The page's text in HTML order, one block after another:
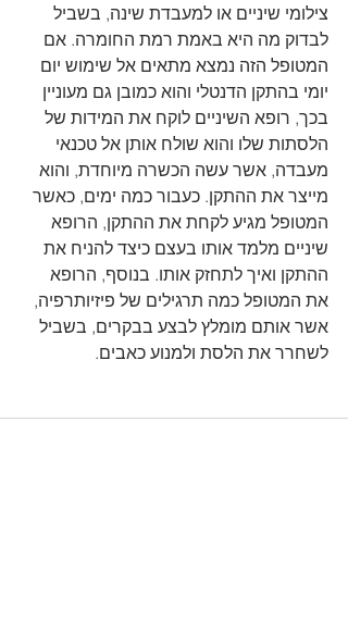
צילומי שיניים או למעבדת שינה, בשביל
לבדוק מה היא באמת רמת החומרה. אם
המטופל הזה נמצא מתאים אל שימוש יום
יומי בהתקן הדנטלי והוא כמובן גם מעוניין
בכך, רופא השיניים לוקח את המידות של
הלסתות שלו והוא שולח אותן אל טכנאי
מעבדה, אשר עשה הכשרה מיוחדת, והוא
מייצר את ההתקן. כעבור כמה ימים, כאשר
המטופל מגיע לקחת את ההתקן, הרופא
שיניים מלמד אותו בעצם כיצד להניח את
ההתקן ואיך לתחזק אותו. בנוסף, הרופא
את המטופל כמה תרגילים של פיזיותרפיה,
אשר אותם מומלץ לבצע בבקרים, בשביל
לשחרר את הלסת ולמנוע כאבים.